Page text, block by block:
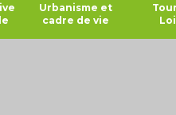
Urbanisme et
cadre de vie